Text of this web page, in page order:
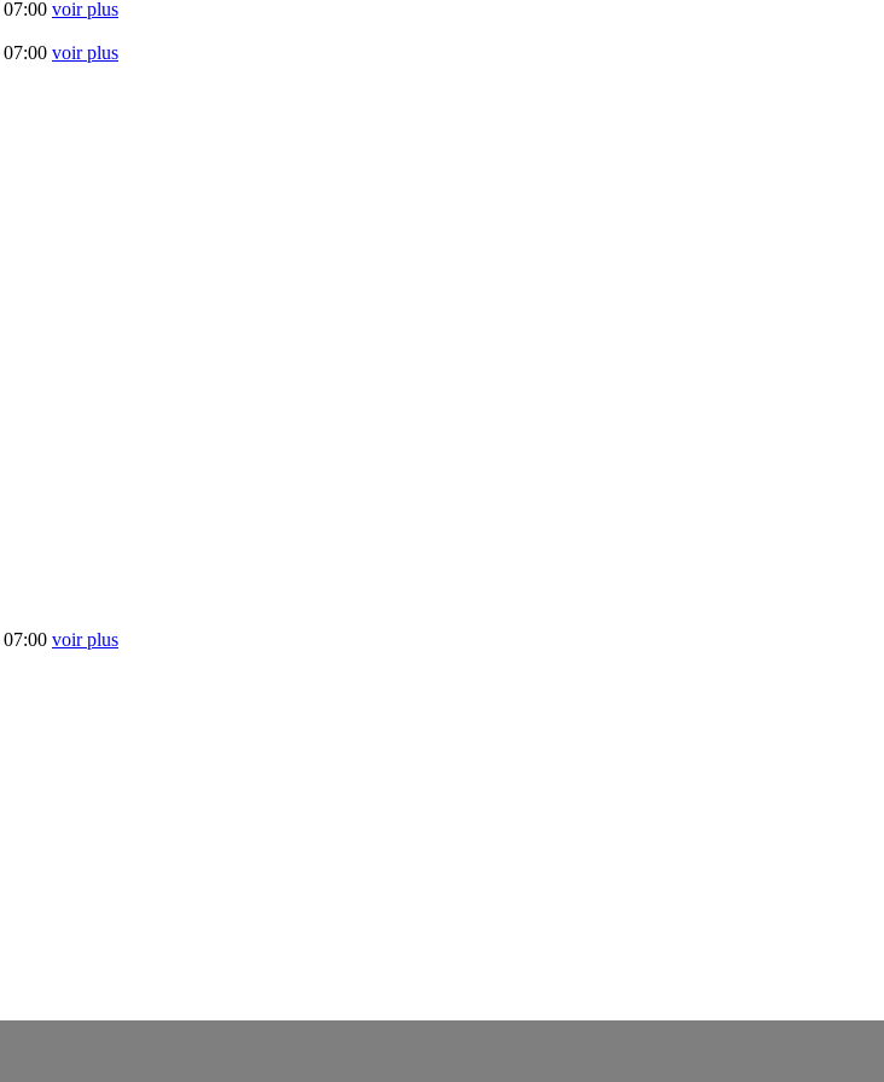
07:00 voir plus
07:00 voir plus
07:00 voir plus